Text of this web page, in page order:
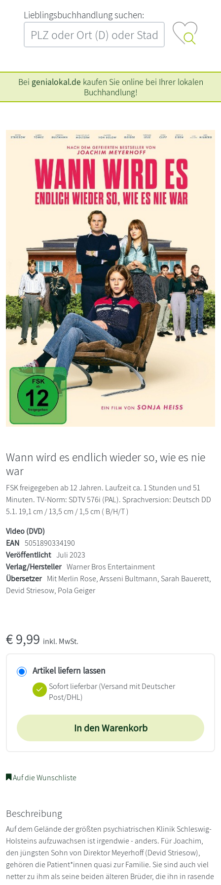
L‍i‍e‍b‍l‍i‍n‍g‍s‍b‍u‍c‍h‍h‍a‍n‍d‍l‍u‍n‍g‍ ‍s‍u‍c‍h‍e‍n‍:‍
Bei genialokal.de kaufen Sie online bei Ihrer lokalen
Buchhandlung!
Wann wird es endlich wieder so, wie es nie
war
FSK freigegeben ab 12 Jahren. Laufzeit ca. 1 Stunden und 51
Minuten. TV-Norm: SDTV 576i (PAL). Sprachversion: Deutsch DD
5.1. 19,1 cm / 13,5 cm / 1,5 cm ( B/H/T )
Video (DVD)
EAN 5051890334190
Veröffentlicht Juli 2023
Verlag/Hersteller Warner Bros Entertainment
Übersetzer Mit Merlin Rose, Arsseni Bultmann, Sarah Bauerett,
Devid Striesow, Pola Geiger
€9,99 inkl. MwSt.
Artikel liefern lassen
Sofort lieferbar(Versand mit Deutscher
Post/DHL)
In den Warenkorb
Auf die Wunschliste
Beschreibung
Auf dem Gelände der größten psychiatrischen Klinik Schleswig-
Holsteins aufzuwachsen ist irgendwie - anders. Für Joachim,
den jüngsten Sohn von Direktor Meyerhoff (Devid Striesow),
gehören die Patient*innen quasi zur Familie. Sie sind auch viel
netter zu ihm als seine beiden älteren Brüder, die ihn in rasende